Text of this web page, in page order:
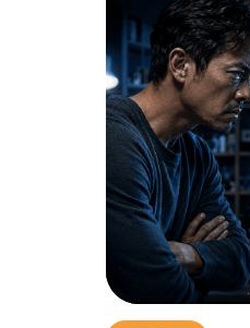
• 希望透過聽覺探
• 單純渴望在忙碌
暫停時刻者
• 本課程參與者無
的心前來，與我
待與您在聲音中共
• 備註：歡迎自
工作坊實務體驗(
浪鼓、三角鐵等)
【講師介紹】
9/5 用SEL讓孩子
楊格 諮商心理師
9歲~15歲孩子的家
當孩子進入中高
成績，而是那句
「不知道」。在
交情緒學習）不
同儕競爭、網路壓
「心理強心針」
「情緒翻譯官」
外殼下的情緒需求
變成並肩作戰。